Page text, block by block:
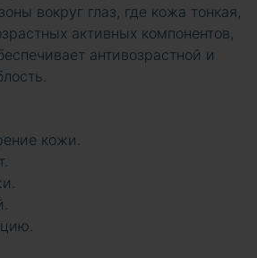
вокруг глаз, где кожа тонкая,
активных компонентов,
антивозрастной и
кожи.